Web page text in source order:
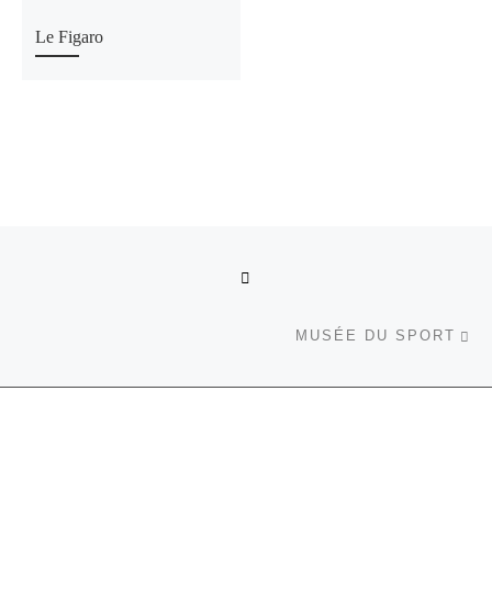
Le Figaro
Parcourir les articles
MUSÉE DU SPORT